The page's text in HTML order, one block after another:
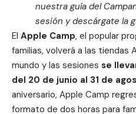
nuestra guía del
sesión y descárgate la
El Apple Camp, el popular
familias, volverá a las tiendas
mundo y las sesiones se
del 20 de junio al 31 de
aniversario, Apple Camp
formato de dos horas para